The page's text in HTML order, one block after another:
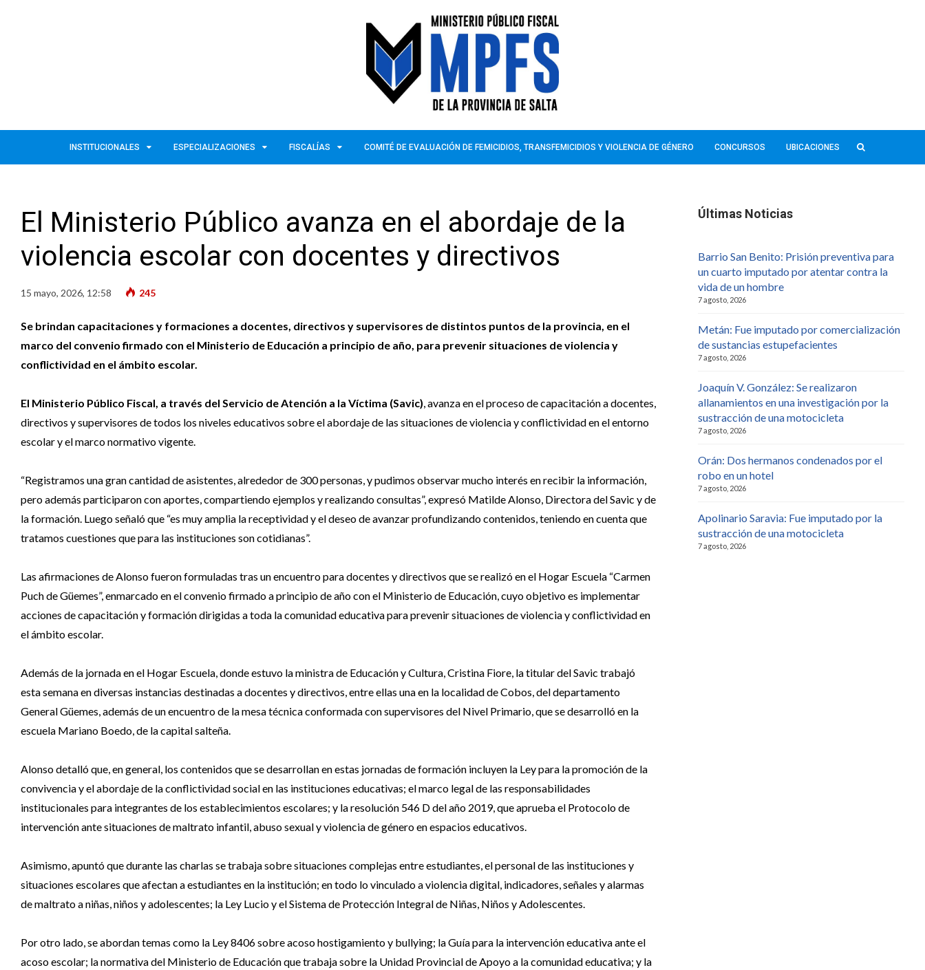
INSTITUCIONALES ESPECIALIZACIONES FISCALÍAS COMITÉ DE EVALUACIÓN DE FEMICIDIOS, TRANSFEMICIDIOS Y VIOLENCIA DE GÉNERO CONCURSOS UBICACIONES
El Ministerio Público avanza en el abordaje de la
violencia escolar con docentes y directivos
15 mayo, 2026, 12:58 245
Se brindan capacitaciones y formaciones a docentes, directivos y supervisores de distintos puntos de la provincia, en el
marco del convenio firmado con el Ministerio de Educación a principio de año, para prevenir situaciones de violencia y
conflictividad en el ámbito escolar.
El Ministerio Público Fiscal, a través del Servicio de Atención a la Víctima (Savic) , avanza en el proceso de capacitación a docentes,
directivos y supervisores de todos los niveles educativos sobre el abordaje de las situaciones de violencia y conflictividad en el entorno
escolar y el marco normativo vigente.
“Registramos una gran cantidad de asistentes, alrededor de 300 personas, y pudimos observar mucho interés en recibir la información,
pero además participaron con aportes, compartiendo ejemplos y realizando consultas”, expresó Matilde Alonso, Directora del Savic y de
la formación. Luego señaló que “es muy amplia la receptividad y el deseo de avanzar profundizando contenidos, teniendo en cuenta que
tratamos cuestiones que para las instituciones son cotidianas”.
Las afirmaciones de Alonso fueron formuladas tras un encuentro para docentes y directivos que se realizó en el Hogar Escuela “Carmen
Puch de Güemes”, enmarcado en el convenio firmado a principio de año con el Ministerio de Educación, cuyo objetivo es implementar
acciones de capacitación y formación dirigidas a toda la comunidad educativa para prevenir situaciones de violencia y conflictividad en
el ámbito escolar.
Además de la jornada en el Hogar Escuela, donde estuvo la ministra de Educación y Cultura, Cristina Fiore, la titular del Savic trabajó
esta semana en diversas instancias destinadas a docentes y directivos, entre ellas una en la localidad de Cobos, del departamento
General Güemes, además de un encuentro de la mesa técnica conformada con supervisores del Nivel Primario, que se desarrolló en la
escuela Mariano Boedo, de la capital salteña.
Alonso detalló que, en general, los contenidos que se desarrollan en estas jornadas de formación incluyen la Ley para la promoción de la
convivencia y el abordaje de la conflictividad social en las instituciones educativas; el marco legal de las responsabilidades
institucionales para integrantes de los establecimientos escolares; y la resolución 546 D del año 2019, que aprueba el Protocolo de
intervención ante situaciones de maltrato infantil, abuso sexual y violencia de género en espacios educativos.
Asimismo, apuntó que durante las charlas se trabaja sobre situaciones complejas entre estudiantes, el personal de las instituciones y
situaciones escolares que afectan a estudiantes en la institución; en todo lo vinculado a violencia digital, indicadores, señales y alarmas
de maltrato a niñas, niños y adolescentes; la Ley Lucio y el Sistema de Protección Integral de Niñas, Niños y Adolescentes.
Por otro lado, se abordan temas como la Ley 8406 sobre acoso hostigamiento y bullying; la Guía para la intervención educativa ante el
acoso escolar; la normativa del Ministerio de Educación que trabaja sobre la Unidad Provincial de Apoyo a la comunidad educativa; y la
Últimas Noticias
Barrio San Benito: Prisión preventiva para
un cuarto imputado por atentar contra la
vida de un hombre
7 agosto, 2026
Metán: Fue imputado por comercialización
de sustancias estupefacientes
7 agosto, 2026
Joaquín V. González: Se realizaron
allanamientos en una investigación por la
sustracción de una motocicleta
7 agosto, 2026
Orán: Dos hermanos condenados por el
robo en un hotel
7 agosto, 2026
Apolinario Saravia: Fue imputado por la
sustracción de una motocicleta
7 agosto, 2026